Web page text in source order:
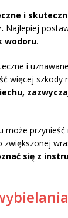
i
Najlepiej
wodoru.
i
więcej szkody
się z